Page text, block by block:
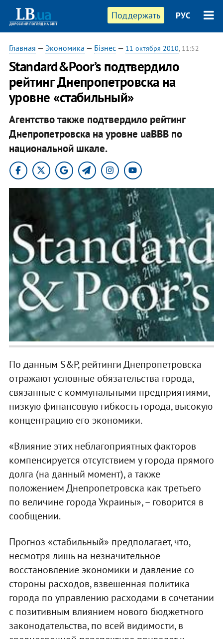
Поддержать РУС
Главная — Экономика — Бізнес— 11 октября 2010, 11:52
Standard&Poor’s подтвердило
рейтинг Днепропетровска на
уровне «стабильный»
Агентство также подтвердило рейтинг
Днепропетровска на уровне uaBBB по
национальной шкале.​
По данным S&P, рейтинги Днепропетровска
отражают условные обязательства города,
связанные с коммунальными предприятиями,
низкую финансовую гибкость города, высокую
концентрацию его экономики.
«Влияние этих неблагоприятных факторов
компенсируется отсутствием у города прямого
долга (на данный момент), а также
положением Днепропетровска как третьего
по величине города Украины», – говорится в
сообщении.
Прогноз «стабильный» предполагает, что,
несмотря лишь на незначительное
восстановление экономики и давление со
стороны расходов, взвешенная политика
города по управлению расходами в сочетании
с позитивным влиянием нового бюджетного
законодательства, по всей видимости, в